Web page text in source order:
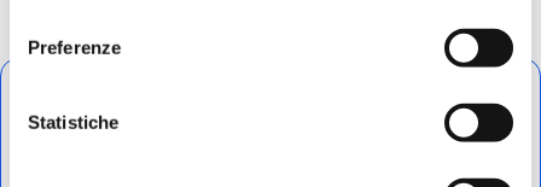
Preferenze
Statistiche
Humans